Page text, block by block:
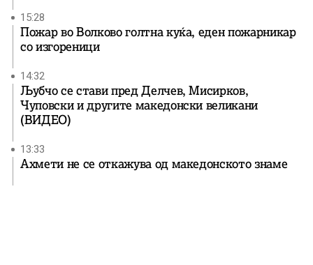
15:28
Пожар во Волково голтна куќа, еден пожарникар
со изгореници
14:32
Љубчо се стави пред Делчев, Мисирков,
Чуповски и другите македонски великани
(ВИДЕО)
13:33
Ахмети не се откажува од македонското знаме